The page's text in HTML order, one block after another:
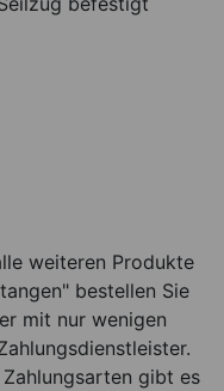
weiteren Produkte
bestellen Sie
mit nur wenigen
gibt es